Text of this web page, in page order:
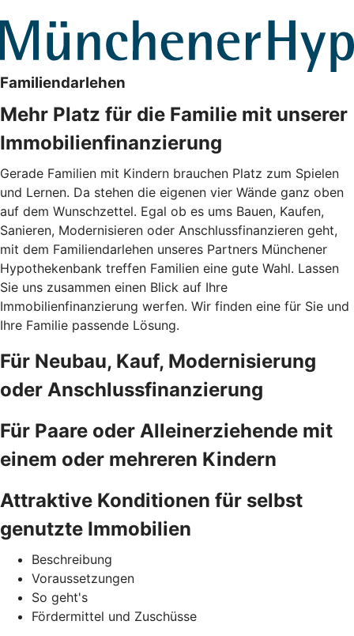
Familiendarlehen
Mehr Platz für die Familie mit unserer
Immobilienfinanzierung
Gerade Familien mit Kindern brauchen Platz zum Spielen
und Lernen. Da stehen die eigenen vier Wände ganz oben
auf dem Wunschzettel. Egal ob es ums Bauen, Kaufen,
Sanieren, Modernisieren oder Anschlussfinanzieren geht,
mit dem Familiendarlehen unseres Partners Münchener
Hypothekenbank treffen Familien eine gute Wahl. Lassen
Sie uns zusammen einen Blick auf Ihre
Immobilienfinanzierung werfen. Wir finden eine für Sie und
Ihre Familie passende Lösung.
Für Neubau, Kauf, Modernisierung
oder Anschlussfinanzierung
Für Paare oder Alleinerziehende mit
einem oder mehreren Kindern
Attraktive Konditionen für selbst
genutzte Immobilien
Beschreibung
Voraussetzungen
So geht's
Fördermittel und Zuschüsse